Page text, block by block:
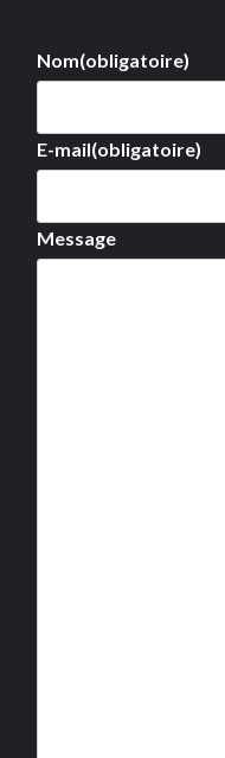
Nom(obligatoire)
E-mail(obligatoire)
Message